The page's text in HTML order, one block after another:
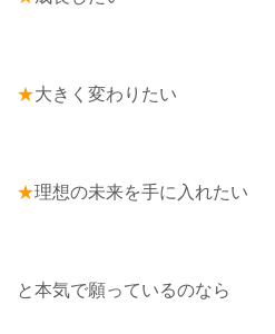
★大きく変わりたい
★理想の未来を手に入れたい
と本気で願っているのなら